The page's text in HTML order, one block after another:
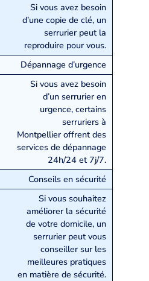
Si vous avez besoin
d’une copie de clé, un
serrurier peut la
reproduire pour vous.
Dépannage d’urgence
Si vous avez besoin
d’un serrurier en
urgence, certains
serruriers à
Montpellier offrent des
services de dépannage
24h/24 et 7j/7.
Conseils en sécurité
Si vous souhaitez
améliorer la sécurité
de votre domicile, un
serrurier peut vous
conseiller sur les
meilleures pratiques
en matière de sécurité.